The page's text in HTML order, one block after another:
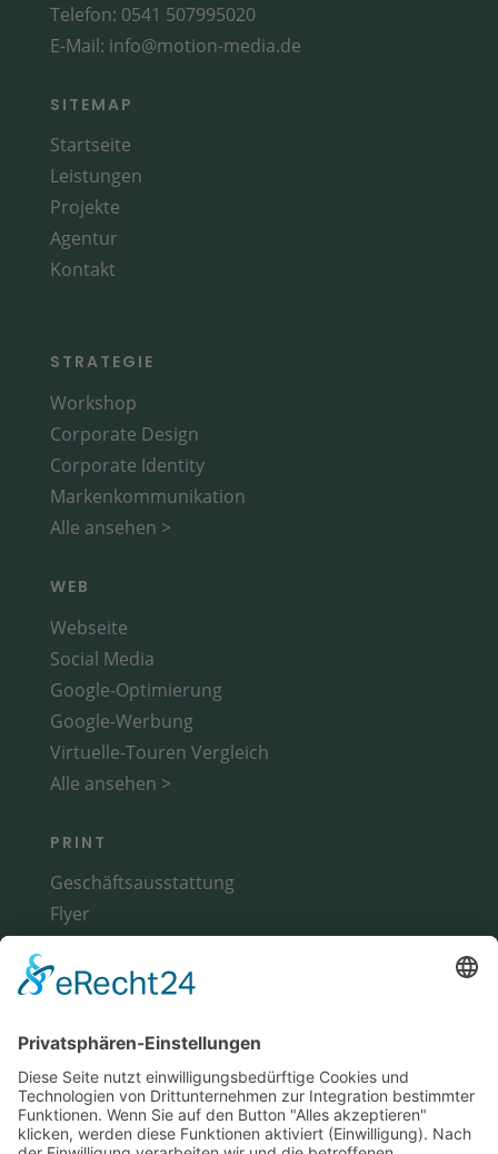
Telefon: 0541 507995020
E-Mail: info@motion-media.de
SITEMAP
Startseite
Leistungen
Projekte
Agentur
Kontakt
STRATEGIE
Workshop
Corporate Design
Corporate Identity
Markenkommunikation
Alle ansehen >
WEB
Webseite
Social Media
Google-Optimierung
Google-Werbung
Virtuelle-Touren Vergleich
Alle ansehen >
PRINT
Geschäftsausstattung
Flyer
Magazine
WERBETECHNIK
Fahrzeuge
Messestand